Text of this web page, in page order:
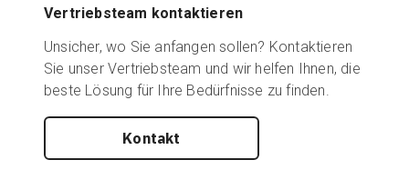
Vertriebsteam kontaktieren
Unsicher, wo Sie anfangen sollen? Kontaktieren
Sie unser Vertriebsteam und wir helfen Ihnen, die
beste Lösung für Ihre Bedürfnisse zu finden.
Kontakt